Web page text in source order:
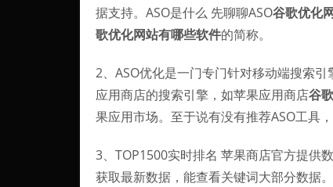
据支持。ASO是什么 先聊聊ASO谷歌优化
歌优化网站有哪些软件的简称。
2、ASO优化是一门专门针对移动端搜索
应用商店的搜索引擎，如苹果应用商店谷
果应用市场。至于说有没有推荐ASO工具
3、TOP1500实时排名 苹果商店官方提供
获取最新数据，能查看关键词大部分数据